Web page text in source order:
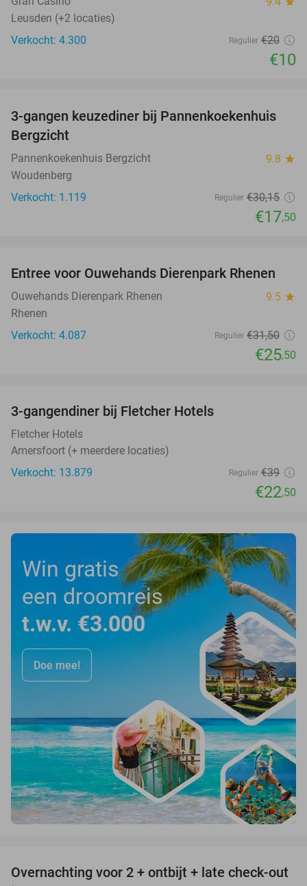
Leusden (+2 locaties)
Verkocht: 4.300
Regulier €20
€10
42%
3-gangen keuzediner bij Pannenkoekenhuis
Bergzicht
Pannenkoekenhuis Bergzicht 9.8 star
Woudenberg
Verkocht: 1.119
Regulier €30,15
€17,50
19%
Entree voor Ouwehands Dierenpark Rhenen
Ouwehands Dierenpark Rhenen 9.5 star
Rhenen
Verkocht: 4.087
Regulier €31,50
€25,50
3-gangendiner bij Fletcher Hotels
Fletcher Hotels
Amersfoort (+ meerdere locaties)
Verkocht: 13.879
Regulier €39
€22,50
Win gratis
een droomreis
t.w.v. €3.000
Doe mee!
39%
Overnachting voor 2 + ontbijt + late check-out